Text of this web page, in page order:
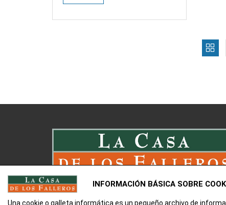
INFORMACIÓN BÁSICA SOBRE
Una cookie o galleta informática es un pequeño archivo de